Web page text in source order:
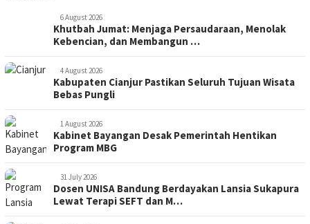
6 August 2026
Khutbah Jumat: Menjaga Persaudaraan, Menolak
Kebencian, dan Membangun …
4 August 2026
Kabupaten Cianjur Pastikan Seluruh Tujuan Wisata
Bebas Pungli
1 August 2026
Kabinet Bayangan Desak Pemerintah Hentikan
Program MBG
31 July 2026
Dosen UNISA Bandung Berdayakan Lansia Sukapura
Lewat Terapi SEFT dan M…